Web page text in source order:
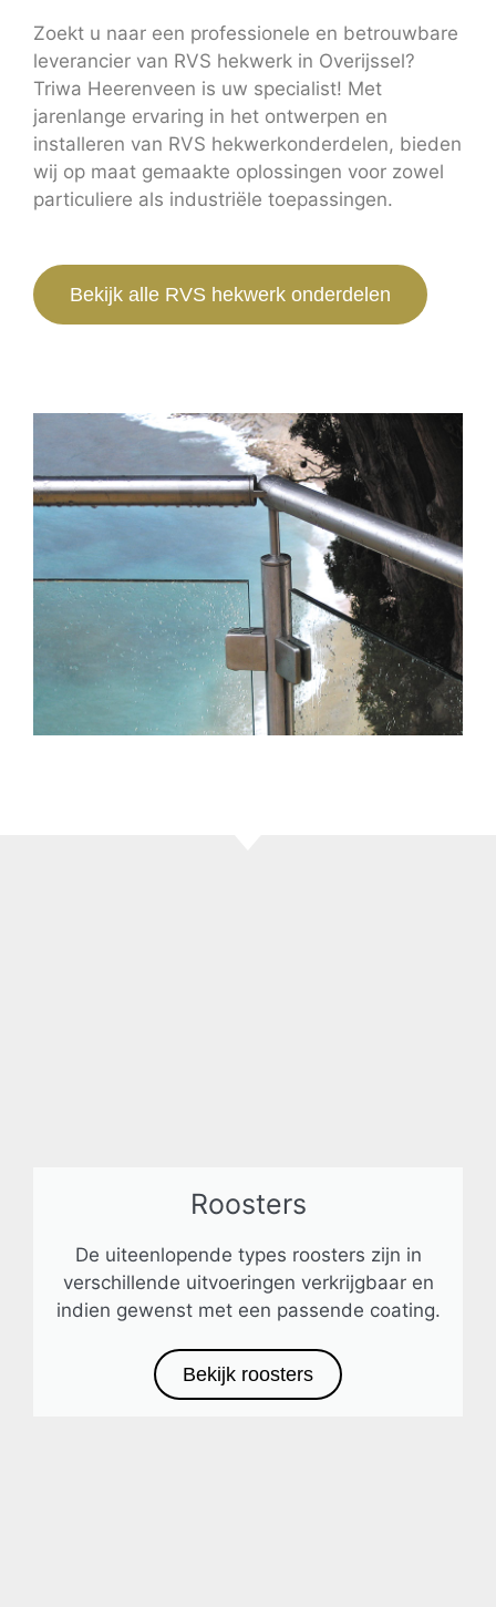
Zoekt u naar een professionele en betrouwbare
leverancier van RVS hekwerk in Overijssel?
Triwa Heerenveen is uw specialist! Met
jarenlange ervaring in het ontwerpen en
installeren van RVS hekwerkonderdelen, bieden
wij op maat gemaakte oplossingen voor zowel
particuliere als industriële toepassingen.
Bekijk alle RVS hekwerk onderdelen
Roosters
De uiteenlopende types roosters zijn in
verschillende uitvoeringen verkrijgbaar en
indien gewenst met een passende coating.
Bekijk roosters